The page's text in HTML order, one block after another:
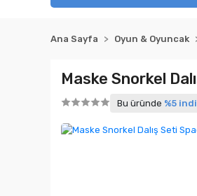
Ana Sayfa Oyun & Oyuncak
Maske Snorkel
Bu üründe %5